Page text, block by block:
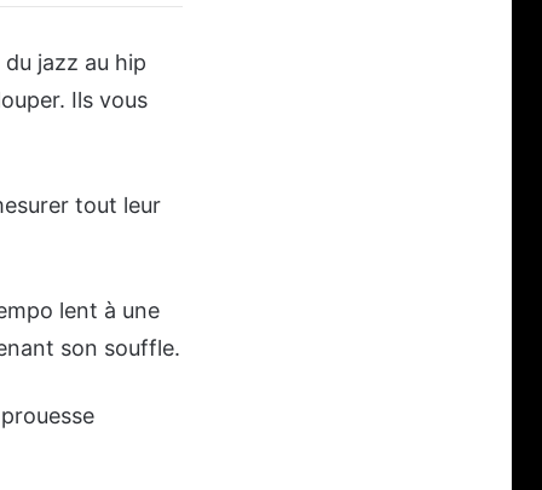
jazz au hip
Ils vous
tout leur
lent à une
son souffle.